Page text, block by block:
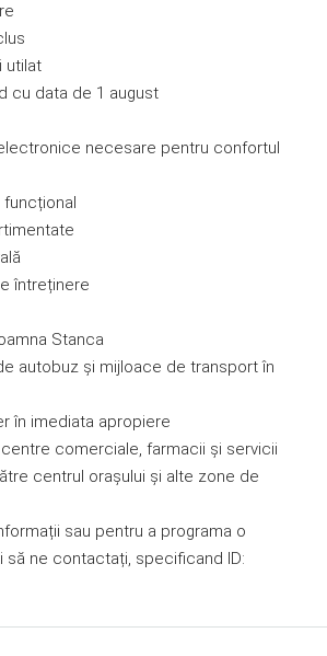
utilat
cu data de 1 august
necesare pentru confortul
întreținere
Stanca
autobuz și mijloace de transport în
în imediata apropiere
comerciale, farmacii și servicii
centrul orașului și alte zone de
sau pentru a programa o
să ne contactați, specificand ID: